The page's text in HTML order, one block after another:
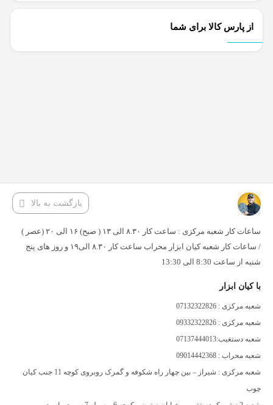
از پارس کالا برای شما
بازگشت به بالا
ساعات کار شعبه مرکزی : ساعت کار ۸.۳۰ الی ۱۳ ( صبح) ۱۶ الی ۲۰ (عصر )
/ ساعات کار شعبه کیان ابزار محراب ساعت کار ۸.۳۰ الی۱۹ و روز های پنج
شنبه از ساعت 8:30 الی 13:30
با کیان ابزار
شعبه مرکزی : 07132322826
شعبه مرکزی : 09332322826
شعبه دستغیب:07137444013
شعبه محراب : 09014442368
شعبه مرکزی : شیراز – بین چهار راه شکوفه و گمرک روبروی کوچه 11 جنب کیان
چوب